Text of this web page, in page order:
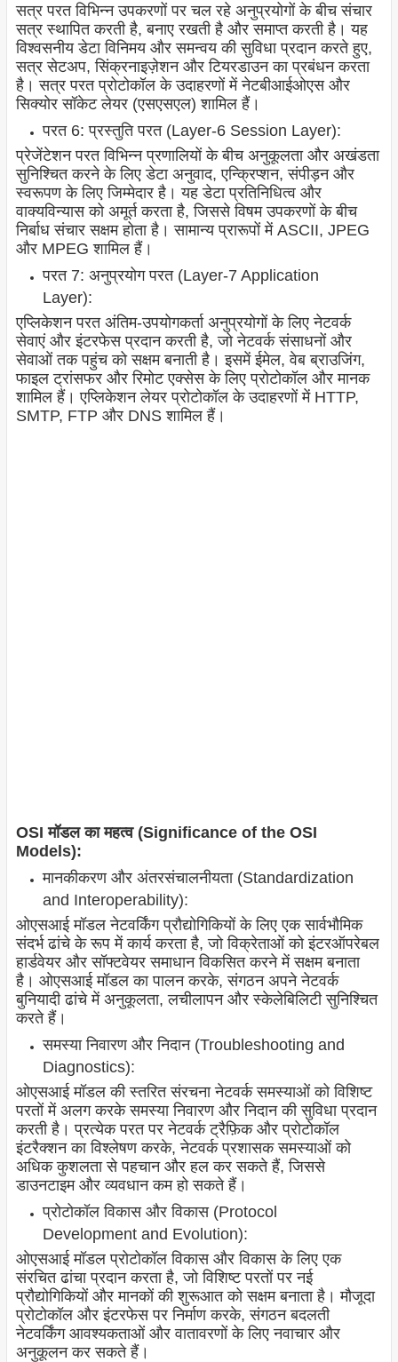
सत्र परत विभिन्न उपकरणों पर चल रहे अनुप्रयोगों के बीच संचार
सत्र स्थापित करती है, बनाए रखती है और समाप्त करती है। यह
विश्वसनीय डेटा विनिमय और समन्वय की सुविधा प्रदान करते हुए,
सत्र सेटअप, सिंक्रनाइज़ेशन और टियरडाउन का प्रबंधन करता
है। सत्र परत प्रोटोकॉल के उदाहरणों में नेटबीआईओएस और
सिक्योर सॉकेट लेयर (एसएसएल) शामिल हैं।
परत 6: प्रस्तुति परत (Layer-6 Session Layer):
प्रेजेंटेशन परत विभिन्न प्रणालियों के बीच अनुकूलता और अखंडता
सुनिश्चित करने के लिए डेटा अनुवाद, एन्क्रिप्शन, संपीड़न और
स्वरूपण के लिए जिम्मेदार है। यह डेटा प्रतिनिधित्व और
वाक्यविन्यास को अमूर्त करता है, जिससे विषम उपकरणों के बीच
निर्बाध संचार सक्षम होता है। सामान्य प्रारूपों में ASCII, JPEG
और MPEG शामिल हैं।
परत 7: अनुप्रयोग परत (Layer-7 Application
Layer):
एप्लिकेशन परत अंतिम-उपयोगकर्ता अनुप्रयोगों के लिए नेटवर्क
सेवाएं और इंटरफेस प्रदान करती है, जो नेटवर्क संसाधनों और
सेवाओं तक पहुंच को सक्षम बनाती है। इसमें ईमेल, वेब ब्राउजिंग,
फाइल ट्रांसफर और रिमोट एक्सेस के लिए प्रोटोकॉल और मानक
शामिल हैं। एप्लिकेशन लेयर प्रोटोकॉल के उदाहरणों में HTTP,
SMTP, FTP और DNS शामिल हैं।
OSI मॉडल का महत्व (Significance of the OSI
Models):
मानकीकरण और अंतरसंचालनीयता (Standardization
and Interoperability):
ओएसआई मॉडल नेटवर्किंग प्रौद्योगिकियों के लिए एक सार्वभौमिक
संदर्भ ढांचे के रूप में कार्य करता है, जो विक्रेताओं को इंटरऑपरेबल
हार्डवेयर और सॉफ्टवेयर समाधान विकसित करने में सक्षम बनाता
है। ओएसआई मॉडल का पालन करके, संगठन अपने नेटवर्क
बुनियादी ढांचे में अनुकूलता, लचीलापन और स्केलेबिलिटी सुनिश्चित
करते हैं।
समस्या निवारण और निदान (Troubleshooting and
Diagnostics):
ओएसआई मॉडल की स्तरित संरचना नेटवर्क समस्याओं को विशिष्ट
परतों में अलग करके समस्या निवारण और निदान की सुविधा प्रदान
करती है। प्रत्येक परत पर नेटवर्क ट्रैफ़िक और प्रोटोकॉल
इंटरैक्शन का विश्लेषण करके, नेटवर्क प्रशासक समस्याओं को
अधिक कुशलता से पहचान और हल कर सकते हैं, जिससे
डाउनटाइम और व्यवधान कम हो सकते हैं।
प्रोटोकॉल विकास और विकास (Protocol
Development and Evolution):
ओएसआई मॉडल प्रोटोकॉल विकास और विकास के लिए एक
संरचित ढांचा प्रदान करता है, जो विशिष्ट परतों पर नई
प्रौद्योगिकियों और मानकों की शुरूआत को सक्षम बनाता है। मौजूदा
प्रोटोकॉल और इंटरफेस पर निर्माण करके, संगठन बदलती
नेटवर्किंग आवश्यकताओं और वातावरणों के लिए नवाचार और
अनुकूलन कर सकते हैं।